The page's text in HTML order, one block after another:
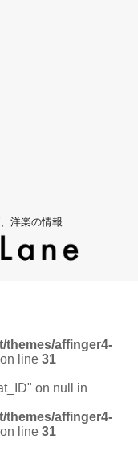
洋楽の情報
themes/affinger4-
on line 31
on null in
themes/affinger4-
on line 31